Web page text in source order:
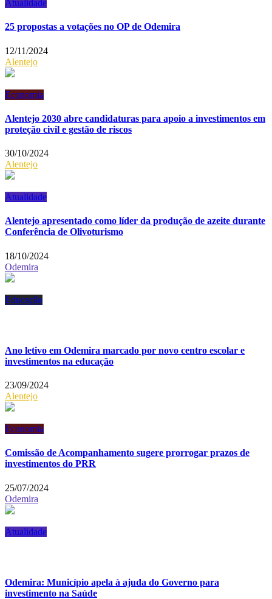
Atualidade
25 propostas a votações no OP de Odemira
12/11/2024
Alentejo
Economia
Alentejo 2030 abre candidaturas para apoio a investimentos em
proteção civil e gestão de riscos
30/10/2024
Alentejo
Atualidade
Alentejo apresentado como líder da produção de azeite durante
Conferência de Olivoturismo
18/10/2024
Odemira
Educação
Ano letivo em Odemira marcado por novo centro escolar e
investimentos na educação
23/09/2024
Alentejo
Economia
Comissão de Acompanhamento sugere prorrogar prazos de
investimentos do PRR
25/07/2024
Odemira
Atualidade
Odemira: Município apela à ajuda do Governo para
investimento na Saúde